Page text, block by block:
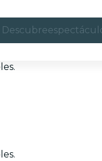
Descubre